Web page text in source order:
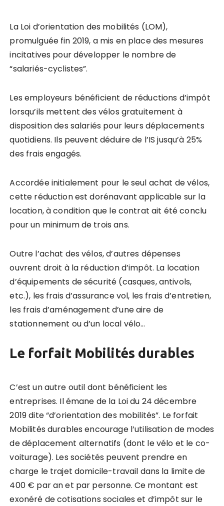
La Loi d’orientation des mobilités (LOM),
promulguée fin 2019, a mis en place des mesures
incitatives pour développer le nombre de
“salariés-cyclistes”.
Les employeurs bénéficient de réductions d’impôt
lorsqu’ils mettent des vélos gratuitement à
disposition des salariés pour leurs déplacements
quotidiens. Ils peuvent déduire de l’IS jusqu’à 25%
des frais engagés.
Accordée initialement pour le seul achat de vélos,
cette réduction est dorénavant applicable sur la
location, à condition que le contrat ait été conclu
pour un minimum de trois ans.
Outre l’achat des vélos, d’autres dépenses
ouvrent droit à la réduction d’impôt. La location
d’équipements de sécurité (casques, antivols,
etc.), les frais d’assurance vol, les frais d’entretien,
les frais d’aménagement d’une aire de
stationnement ou d’un local vélo…
Le forfait Mobilités durables
C’est un autre outil dont bénéficient les
entreprises. Il émane de la Loi du 24 décembre
2019 dite “d’orientation des mobilités”. Le forfait
Mobilités durables encourage l’utilisation de modes
de déplacement alternatifs (dont le vélo et le co-
voiturage). Les sociétés peuvent prendre en
charge le trajet domicile-travail dans la limite de
400 € par an et par personne. Ce montant est
exonéré de cotisations sociales et d’impôt sur le